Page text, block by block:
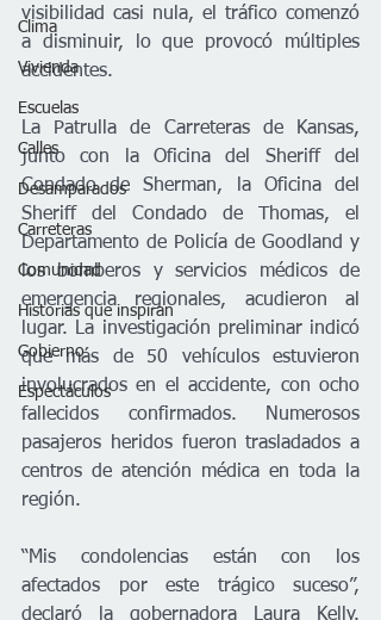
Clima
Vivienda
Escuelas
Calles
Desamparados
Carreteras
Comunidad
Historias que inspiran
Gobierno
Espectáculos
visibilidad casi nula, el tráfico comenzó
a disminuir, lo que provocó múltiples
accidentes.
La Patrulla de Carreteras de Kansas,
junto con la Oficina del Sheriff del
Condado de Sherman, la Oficina del
Sheriff del Condado de Thomas, el
Departamento de Policía de Goodland y
los bomberos y servicios médicos de
emergencia regionales, acudieron al
lugar. La investigación preliminar indicó
que más de 50 vehículos estuvieron
involucrados en el accidente, con ocho
fallecidos confirmados. Numerosos
pasajeros heridos fueron trasladados a
centros de atención médica en toda la
región.
“Mis condolencias están con los
afectados por este trágico suceso”,
declaró la gobernadora Laura Kelly.